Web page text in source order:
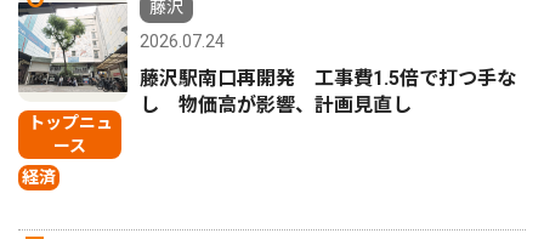
トップニュ
ース
経済
藤沢
2026.07.24
藤沢駅南口再開発 工事費1.5倍で打つ手な
し 物価高が影響、計画見直し